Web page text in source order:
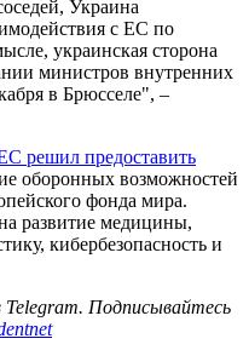
Украина
с ЕС по
украинская сторона
министров внутренних
в Брюсселе", –
решил предоставить
оборонных возможностей
фонда мира.
развитие медицины,
кибербезопасность и
Telegram. Подписывайтесь